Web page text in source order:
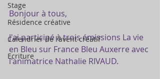
Stage
Résidence créative
Calendrier de l'avent créatif
Ecriture
Bonjour à tous,
J'ai participé à trois émissions La vie
en Bleu sur France Bleu Auxerre avec
l'animatrice Nathalie RIVAUD.